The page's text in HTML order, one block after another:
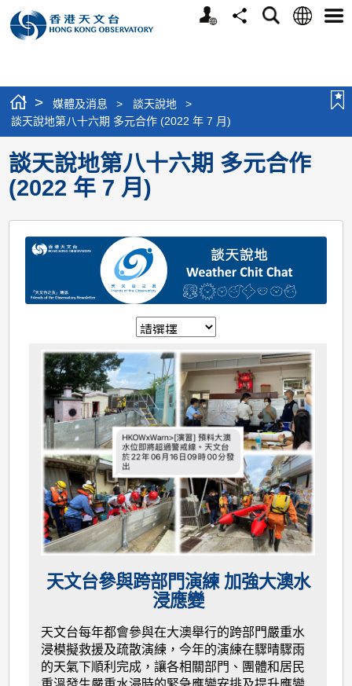
個
分
搜
語
選
> 媒體及消息 > 談天說地
>
談天說地第八十六期 多元合作 (2022 年 7 月)
談天說地第八十六期 多元合作
(2022 年 7 月)
天文台參與跨部門演練 加強大澳水
浸應變
天文台每年都會參與在大澳舉行的跨部門嚴重水
浸模擬救援及疏散演練，今年的演練在驟晴驟雨
的天氣下順利完成，讓各相關部門、團體和居民